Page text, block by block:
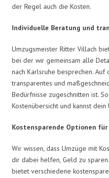
der Regel auch die Kosten.
Individuelle Beratung und
Umzugsmeister Ritter Villach
bei der wir gemeinsam alle
nach Karlsruhe besprechen.
transparentes und
Bedürfnisse zugeschnitten ist.
Kostenübersicht und kannst
Kostensparende Optionen für
Wir wissen, dass Umzüge mit
dir dabei helfen, Geld zu
bietet verschiedene